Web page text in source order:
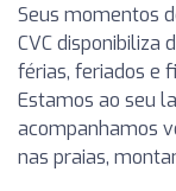
Seus momentos
CVC disponibiliza
férias, feriados e
Estamos ao seu
acompanhamos
nas praias,